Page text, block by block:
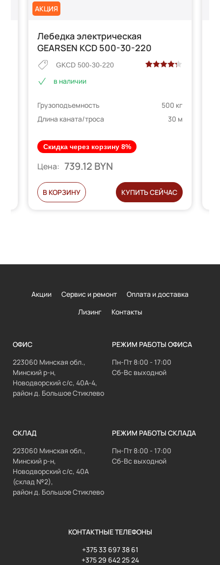
АКЦИЯ
Лебедка электрическая
GEARSEN KCD 500-30-220
GKCD 500-30-220
опроса
пользователей
в наличии
Грузоподъемность
500 кг
Длина каната/троса
30 м
Скидка через корзину 8%
Цена: 739.12 BYN
В КОРЗИНУ КУПИТЬ СЕЙЧАС
Акции Сервис и ремонт
Оплата и доставка
Лизинг
Контакты
ОФИС
223060 Минская обл.,
Минский р-н,
Новодворский с/с, 40А-4,
район д. Большое Стиклево
РЕЖИМ РАБОТЫ ОФИСА
Пн-Пт 8:00 - 17:00
Сб-Вс выходной
СКЛАД
223060 Минская обл.,
Минский р-н,
Новодворский с/с, 40А
(склад №2),
район д. Большое Стиклево
РЕЖИМ РАБОТЫ СКЛАДА
Пн-Пт 8:00 - 17:00
Сб-Вс выходной
КОНТАКТНЫЕ ТЕЛЕФОНЫ
+375 33 697 38 61
+375 29 642 25 24